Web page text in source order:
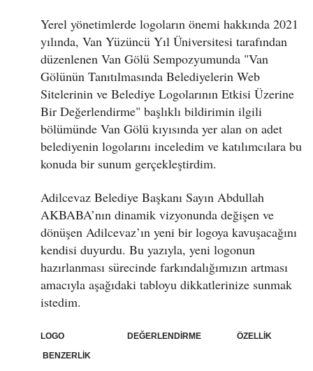
Yerel yönetimlerde logoların önemi hakkında 2021
yılında, Van Yüzüncü Yıl Üniversitesi tarafından
düzenlenen Van Gölü Sempozyumunda "Van
Gölünün Tanıtılmasında Belediyelerin Web
Sitelerinin ve Belediye Logolarının Etkisi Üzerine
Bir Değerlendirme" başlıklı bildirimin ilgili
bölümünde Van Gölü kıyısında yer alan on adet
belediyenin logolarını inceledim ve katılımcılara bu
konuda bir sunum gerçekleştirdim.
Adilcevaz Belediye Başkanı Sayın Abdullah
AKBABA’nın dinamik vizyonunda değişen ve
dönüşen Adilcevaz’ın yeni bir logoya kavuşacağını
kendisi duyurdu. Bu yazıyla, yeni logonun
hazırlanması sürecinde farkındalığımızın artması
amacıyla aşağıdaki tabloyu dikkatlerinize sunmak
istedim.
LOGO DEĞERLENDİRME ÖZELLİK
BENZERLİK